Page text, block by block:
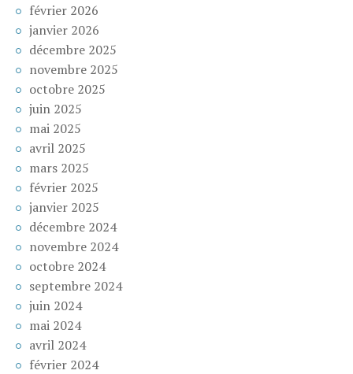
février 2026
janvier 2026
décembre 2025
novembre 2025
octobre 2025
juin 2025
mai 2025
avril 2025
mars 2025
février 2025
janvier 2025
décembre 2024
novembre 2024
octobre 2024
septembre 2024
juin 2024
mai 2024
avril 2024
février 2024